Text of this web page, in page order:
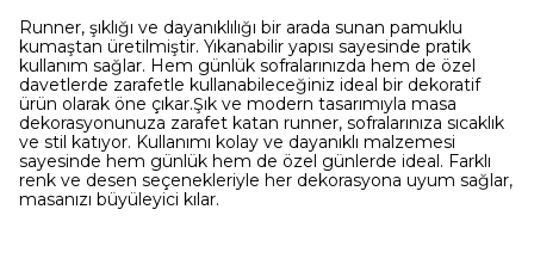
Runner, şıklığı ve dayanıklılığı bir arada sunan pamuklu
kumaştan üretilmiştir. Yıkanabilir yapısı sayesinde pratik
kullanım sağlar. Hem günlük sofralarınızda hem de özel
davetlerde zarafetle kullanabileceğiniz ideal bir dekoratif
ürün olarak öne çıkar.Şık ve modern tasarımıyla masa
dekorasyonunuza zarafet katan runner, sofralarınıza sıcaklık
ve stil katıyor. Kullanımı kolay ve dayanıklı malzemesi
sayesinde hem günlük hem de özel günlerde ideal. Farklı
renk ve desen seçenekleriyle her dekorasyona uyum sağlar,
masanızı büyüleyici kılar.